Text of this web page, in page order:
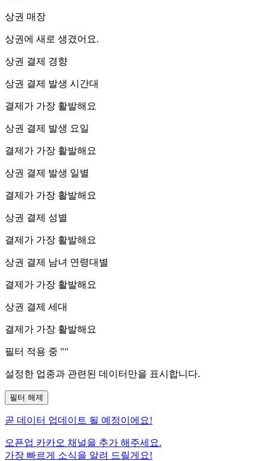
상권 매장
상권에 새로 생겼어요.
상권 결제 경향
상권 결제 발생 시간대
결제가 가장 활발해요
상권 결제 발생 요일
결제가 가장 활발해요
상권 결제 발생 일별
결제가 가장 활발해요
상권 결제 성별
결제가 가장 활발해요
상권 결제 남녀 연령대별
결제가 가장 활발해요
상권 결제 세대
결제가 가장 활발해요
필터 적용 중 ""
설정한 업종과 관련된 데이터만을 표시합니다.
필터 해제
곧 데이터 업데이트 될 예정이에요!
오픈업 카카오 채널을 추가 해주세요.
가장 빠르게 소식을 알려 드릴게요!